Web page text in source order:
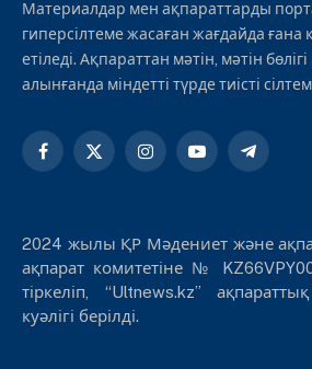
Материалдар мен ақпараттарды
гиперсілтеме жасаған жағдайда ғана
етіледі. Ақпараттан мәтін, мәтін
алынғанда міндетті түрде тиісті
Facebook
X
InstagramYouTubeTelegram
2024 жылы ҚР Мәдениет және
ақпарат комитетіне №
тіркеліп, “Ultnews.kz”
куәлігі берілді.